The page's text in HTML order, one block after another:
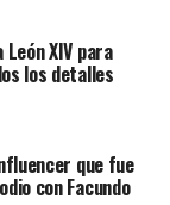
XIV para
los detalles
que fue
con Facundo